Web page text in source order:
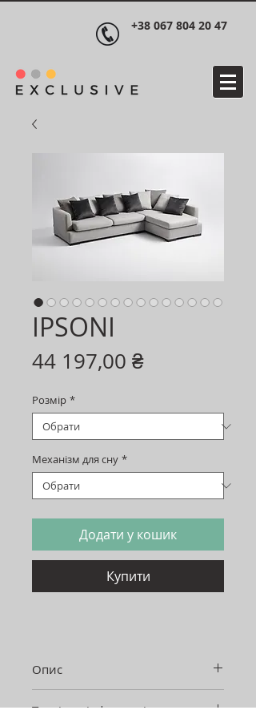
+38 067 804 20 47
IPSONI
44 197,00 ₴Ціна
Розмір *
Механізм для сну *
Додати у кошик
Купити
Опис
Технічна інформація